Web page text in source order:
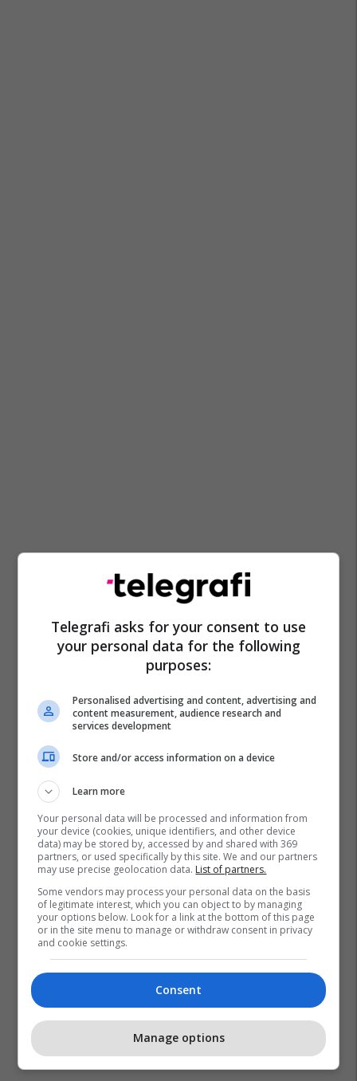
Ndërtesa Kazakistani
Telegrafi asks for your consent to use
your personal data for the following
purposes:
Personalised advertising and content, advertising and
content measurement, audience research and
services development
Store and/or access information on a device
Learn more
Your personal data will be processed and information from
your device (cookies, unique identifiers, and other device
data) may be stored by, accessed by and shared with 369
partners, or used specifically by this site. We and our partners
may use precise geolocation data. List of partners.
Some vendors may process your personal data on the basis
of legitimate interest, which you can object to by managing
your options below. Look for a link at the bottom of this page
or in the site menu to manage or withdraw consent in privacy
and cookie settings.
Consent
Manage options